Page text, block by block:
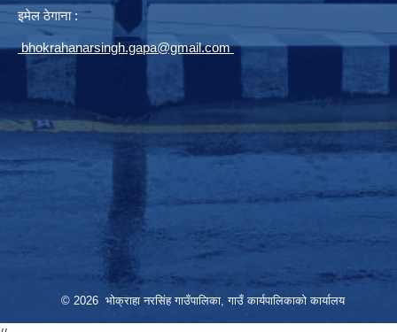
इमेल ठेगाना :
bhokrahanarsingh.gapa@gmail.com
© 2026 भोक्राहा नरसिंह गाउँपालिका, गाउँ कार्यपालिकाको कार्यालय